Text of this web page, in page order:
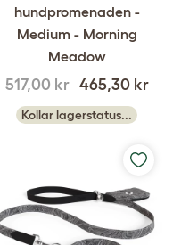
hundpromenaden -
Medium - Morning
Meadow
517,00 kr 465,30 kr
Kollar lagerstatus...